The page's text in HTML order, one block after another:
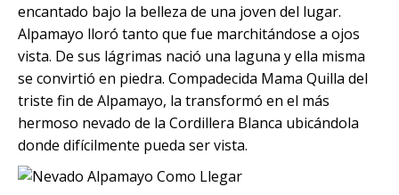
encantado bajo la belleza de una joven del lugar.
Alpamayo lloró tanto que fue marchitándose a ojos
vista. De sus lágrimas nació una laguna y ella misma
se convirtió en piedra. Compadecida Mama Quilla del
triste fin de Alpamayo, la transformó en el más
hermoso nevado de la Cordillera Blanca ubicándola
donde difícilmente pueda ser vista.